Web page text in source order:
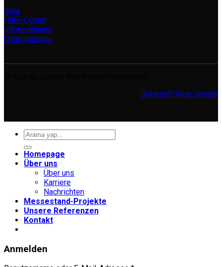
Blog
Hilfe-Center
Informationen
Unterstützung
Sobesoft Web Design
Suche
nach:
Homepage
Über uns
Über uns
Karriere
Nachrichten
Messestand-Projekte
Unsere Referenzen
Kontakt
Anmelden